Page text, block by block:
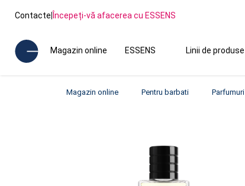
Contacte|Începeți-vă afacerea cu ESSENS
Magazin online ESSENS Linii de produse
Magazin online Pentru barbati Parfumuri